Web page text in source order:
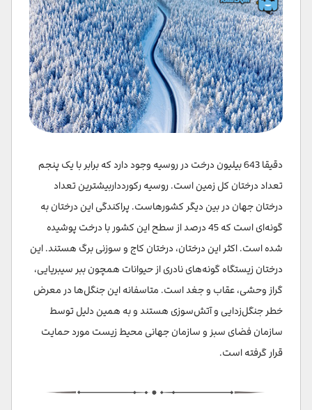
دقیقا 643 بیلیون درخت در روسیه وجود دارد که برابر با یک پنجم
تعداد درختان کل زمین است. روسیه رکورد‌‌داربیشترین تعداد
درختان جهان در بین دیگر کشورهاست. پراکندگی این درختان به
گونه‌ای است که 45 درصد از سطح این کشور با درخت پوشیده
شده است. اکثر این درختان، درختان کاج و سوزنی برگ هستند. این
درختان زیستگاه گونه‌های نادری از حیوانات همچون ببر سیبریایی،
گراز وحشی، عقاب و جغد است. متاسفانه این جنگل‌ها در معرض
خطر جنگل‌زدایی و آتش‌سوزی هستند و به همین دلیل توسط
سازمان فضای سبز و سازمان جهانی محیط زیست مورد حمایت
قرار گرفته است.